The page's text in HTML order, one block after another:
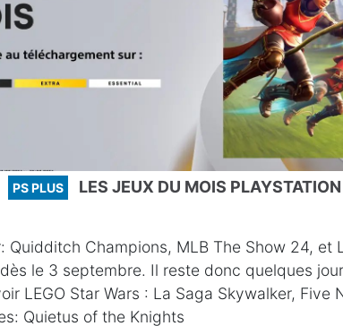
PS PLUS LES JEUX DU MOIS
Quidditch Champions, MLB The Show 24, et
le 3 septembre. Il reste donc quelques
LEGO Star Wars : La Saga Skywalker, Five
Quietus of the Knights